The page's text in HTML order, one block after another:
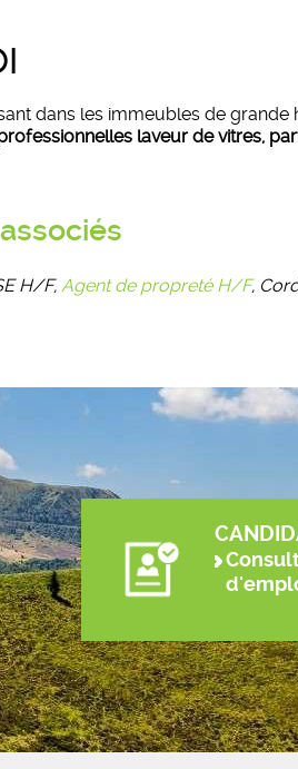
dans les immeubles de
laveur de vitres,
H/F, Agent de propreté H/F,